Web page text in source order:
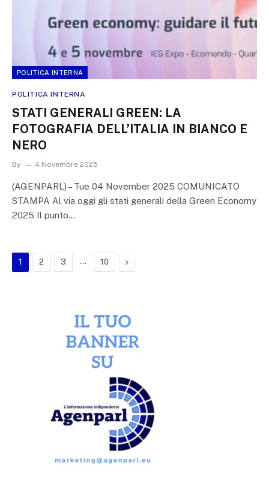
POLITICA INTERNA
POLITICA INTERNA
STATI GENERALI GREEN: LA
FOTOGRAFIA DELL’ITALIA IN BIANCO E
NERO
By 4 Novembre 2025
(AGENPARL) – Tue 04 November 2025 COMUNICATO
STAMPA Al via oggi gli stati generali della Green Economy
2025 Il punto…
1 2 3 … 10 Next